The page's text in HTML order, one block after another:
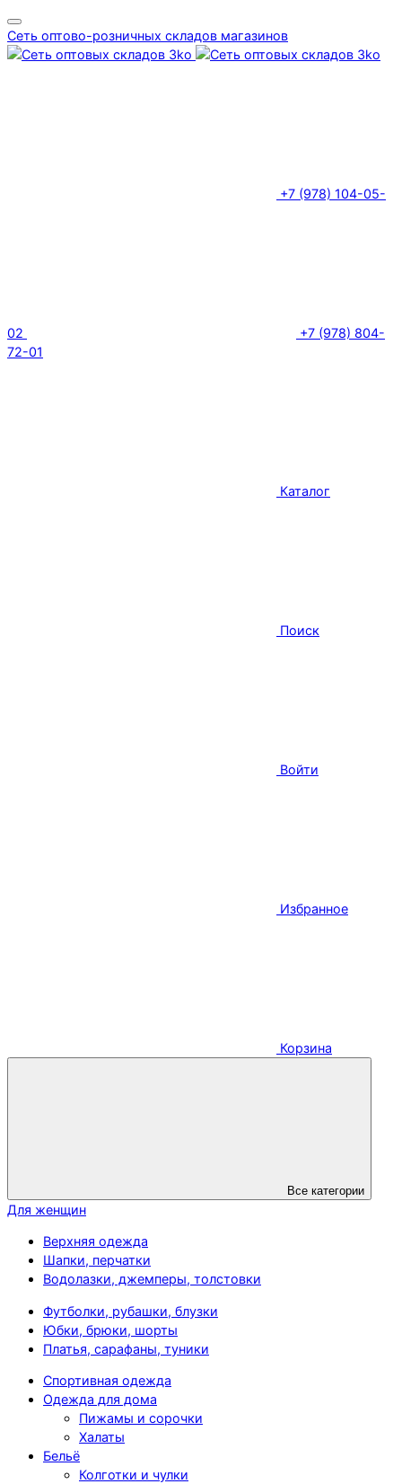
Сеть оптово-розничных складов магазинов
+7 (978) 104-05-
02
+7 (978) 804-
72-01
Каталог
Поиск
Войти
Избранное
Корзина
Все категории
Для женщин
Верхняя одежда
Шапки, перчатки
Водолазки, джемперы, толстовки
Футболки, рубашки, блузки
Юбки, брюки, шорты
Платья, сарафаны, туники
Спортивная одежда
Одежда для дома
Пижамы и сорочки
Халаты
Бельё
Колготки и чулки